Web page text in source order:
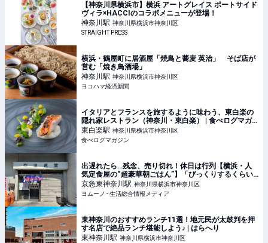
【神奈川県横浜市】横浜 アートグレイス ポートサイド
ヴィラ×HACCIのコラボメニューが登場！
神奈川駅 神奈川県横浜市神奈川区
STRAIGHT PRESS
横浜・鶴屋町に居酒屋「焼鳥と蕎麦 英治」 そば店が
営む「焼き鳥酒場」
神奈川駅 神奈川県横浜市神奈川区
ヨコハマ経済新聞
イタリアとフランスを旅するように味わう、東白楽の
隠れ家レストラン（神奈川・東白楽） | 食べログマガ
ジン
東白楽駅 神奈川県横浜市神奈川区
食べログマガジン
出遅れたら…残念、売り切れ！休日は行列【横浜・人
気定食屋の“超豪華朝ごはん”】「びっくりするくらい
厚切り」「あぁ、贅沢…」 | ヨムーノ
京急東神奈川駅 神奈川県横浜市神奈川区
ヨムーノ - 生活総合情報メディア
東神奈川のおすすめランチ11選！地元民が太鼓判を押
す名店で絶品ランチ堪能しよう♪ | はらへり
東神奈川駅 神奈川県横浜市神奈川区